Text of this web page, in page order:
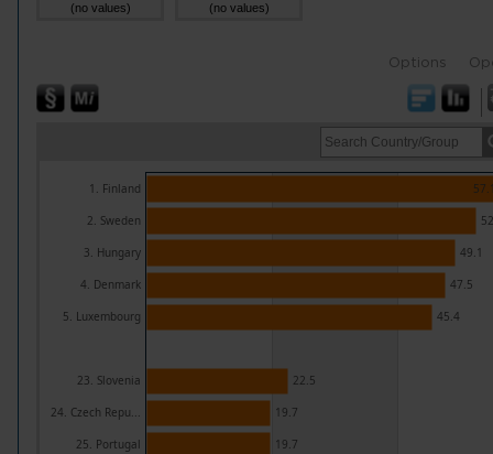
(no values) (no values)
Options
1. Finland
2. Sweden
3. Hungary
4. Denmark
5. Luxembourg
23. Slovenia
24. Czech Repu...
25. Portugal
49.1
47.5
45.4
22.5
19.7
19.7